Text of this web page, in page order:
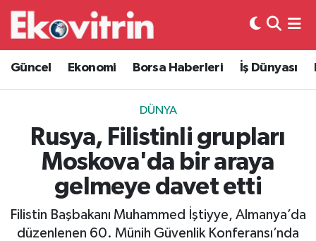
Güncel Ekonomi Borsa Haberleri İş Dünyası
DÜNYA
Rusya, Filistinli grupları
Moskova'da bir araya
gelmeye davet etti
Filistin Başbakanı Muhammed İştiyye, Almanya’da
düzenlenen 60. Münih Güvenlik Konferansı’nda
Güncel
Ekonomi
Borsa Haberleri
İş Dünyası
Lojistik
Otovitrin
Hava Durumu
Trafik Durumu
Süper Lig Puan Durumu ve Fikstür
Tüm Manşetler
Son Dakika Haberleri
Haber Arşivi